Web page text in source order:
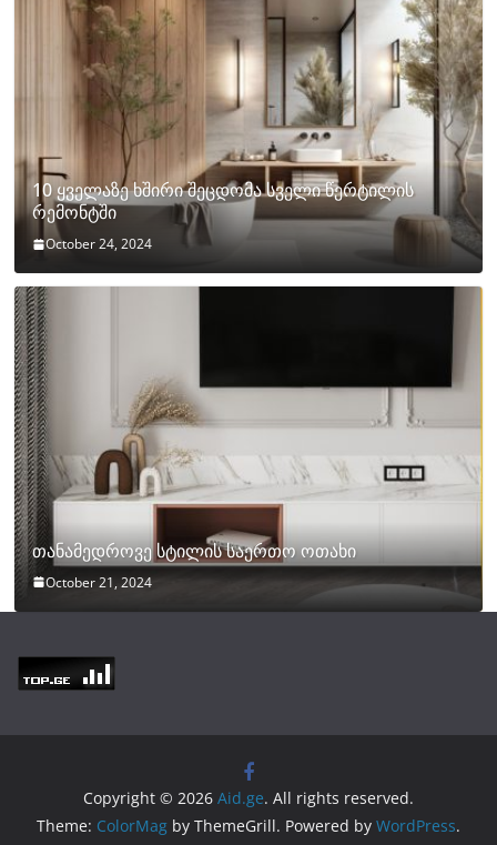
10 ყველაზე ხშირი შეცდომა სველი წერტილის
რემონტში
October 24, 2024
თანამედროვე სტილის საერთო ოთახი
October 21, 2024
Copyright © 2026 Aid.ge. All rights reserved.
Theme: ColorMag by ThemeGrill. Powered by WordPress.